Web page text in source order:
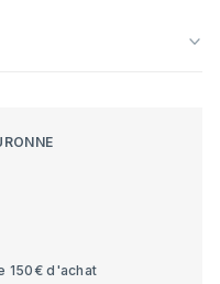
150€ d'achat